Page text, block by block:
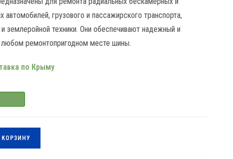
грузового и пассажирского транспорта,
землеройной техники. Они обеспечивают надежный и
ремонтопригодном месте шины.
по Крыму
КОРЗИНУ